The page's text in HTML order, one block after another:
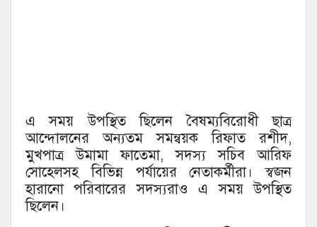
এ সময় উপস্থিত ছিলেন বৈষম্যবিরোধী ছাত্র
আন্দোলনের অন্যতম সমন্বয়ক রিফাত রশীদ,
মুখপাত্র উমামা ফাতেমা, সদস্য সচিব আরিফ
সোহেলসহ বিভিন্ন পর্যায়ের নেতাকর্মীরা। স্বজন
হারানো পরিবারের সদস্যরাও এ সময় উপস্থিত
ছিলেন।